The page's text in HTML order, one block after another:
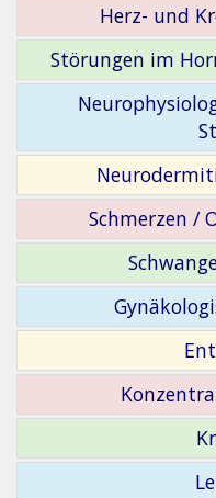
Herz- und
Störungen im
Schmerzen /